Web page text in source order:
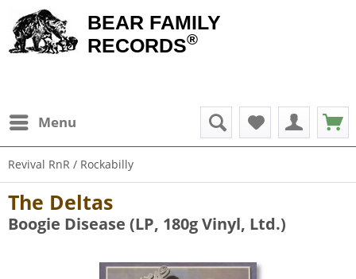
BEAR FAMILY
RECORDS®
Menu
Revival RnR / Rockabilly
The Deltas
Boogie Disease (LP, 180g Vinyl, Ltd.)